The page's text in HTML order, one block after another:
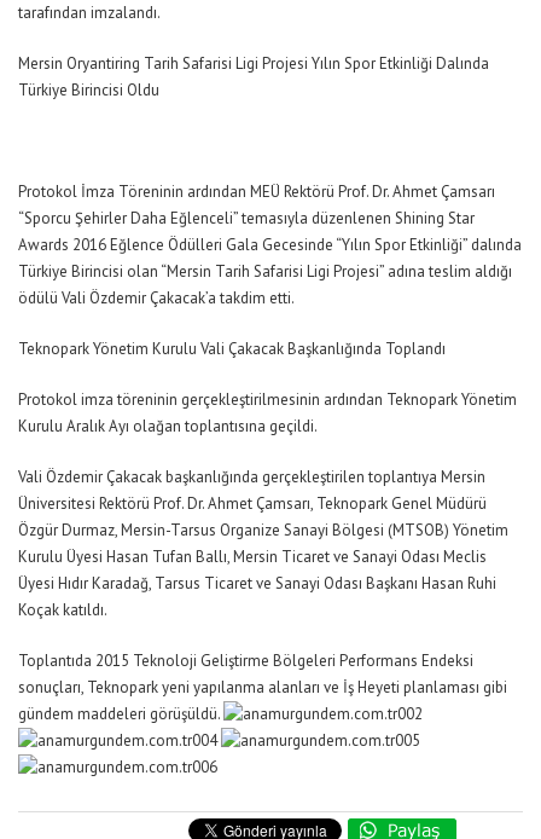
tarafından imzalandı.
Mersin Oryantiring Tarih Safarisi Ligi Projesi Yılın Spor Etkinliği Dalında
Türkiye Birincisi Oldu
Protokol İmza Töreninin ardından MEÜ Rektörü Prof. Dr. Ahmet Çamsarı
“Sporcu Şehirler Daha Eğlenceli” temasıyla düzenlenen Shining Star
Awards 2016 Eğlence Ödülleri Gala Gecesinde “Yılın Spor Etkinliği” dalında
Türkiye Birincisi olan “Mersin Tarih Safarisi Ligi Projesi” adına teslim aldığı
ödülü Vali Özdemir Çakacak’a takdim etti.
Teknopark Yönetim Kurulu Vali Çakacak Başkanlığında Toplandı
Protokol imza töreninin gerçekleştirilmesinin ardından Teknopark Yönetim
Kurulu Aralık Ayı olağan toplantısına geçildi.
Vali Özdemir Çakacak başkanlığında gerçekleştirilen toplantıya Mersin
Üniversitesi Rektörü Prof. Dr. Ahmet Çamsarı, Teknopark Genel Müdürü
Özgür Durmaz, Mersin-Tarsus Organize Sanayi Bölgesi (MTSOB) Yönetim
Kurulu Üyesi Hasan Tufan Ballı, Mersin Ticaret ve Sanayi Odası Meclis
Üyesi Hıdır Karadağ, Tarsus Ticaret ve Sanayi Odası Başkanı Hasan Ruhi
Koçak katıldı.
Toplantıda 2015 Teknoloji Geliştirme Bölgeleri Performans Endeksi
sonuçları, Teknopark yeni yapılanma alanları ve İş Heyeti planlaması gibi
gündem maddeleri görüşüldü.